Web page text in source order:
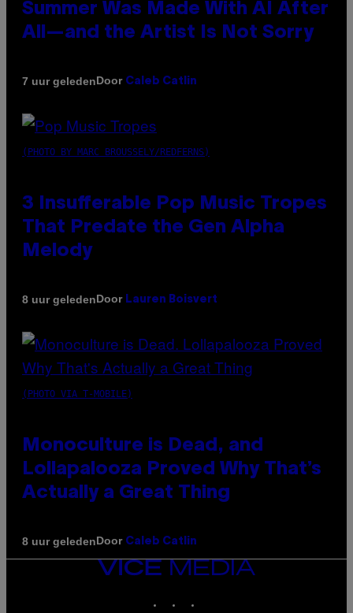
Summer Was Made With AI After
All—and the Artist Is Not Sorry
7 uur geledenDoor Caleb Catlin
(PHOTO BY MARC BROUSSELY/REDFERNS)
3 Insufferable Pop Music Tropes
That Predate the Gen Alpha
Melody
8 uur geledenDoor Lauren Boisvert
(PHOTO VIA T-MOBILE)
Monoculture is Dead, and
Lollapalooza Proved Why That’s
Actually a Great Thing
8 uur geledenDoor Caleb Catlin
VICE